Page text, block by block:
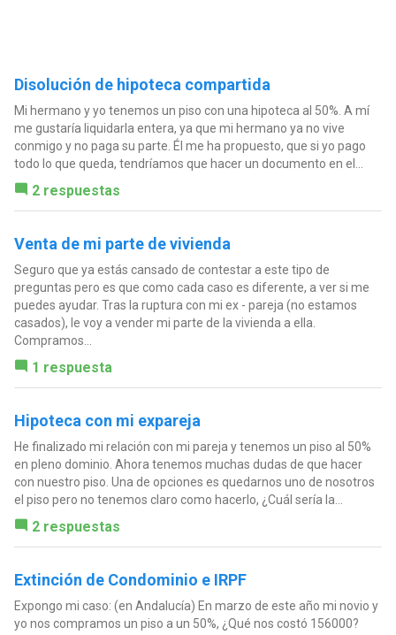
Disolución de hipoteca compartida
Mi hermano y yo tenemos un piso con una hipoteca al 50%. A mí
me gustaría liquidarla entera, ya que mi hermano ya no vive
conmigo y no paga su parte. Él me ha propuesto, que si yo pago
todo lo que queda, tendríamos que hacer un documento en el...
2 respuestas
Venta de mi parte de vivienda
Seguro que ya estás cansado de contestar a este tipo de
preguntas pero es que como cada caso es diferente, a ver si me
puedes ayudar. Tras la ruptura con mi ex - pareja (no estamos
casados), le voy a vender mi parte de la vivienda a ella.
Compramos...
1 respuesta
Hipoteca con mi expareja
He finalizado mi relación con mi pareja y tenemos un piso al 50%
en pleno dominio. Ahora tenemos muchas dudas de que hacer
con nuestro piso. Una de opciones es quedarnos uno de nosotros
el piso pero no tenemos claro como hacerlo, ¿Cuál sería la...
2 respuestas
Extinción de Condominio e IRPF
Expongo mi caso: (en Andalucía) En marzo de este año mi novio y
yo nos compramos un piso a un 50%, ¿Qué nos costó 156000?